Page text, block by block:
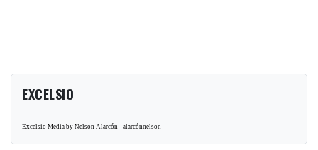
EXCELSIO
Excelsio Media by Nelson Alarcón - alarcónnelson